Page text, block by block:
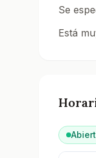
Se
Está